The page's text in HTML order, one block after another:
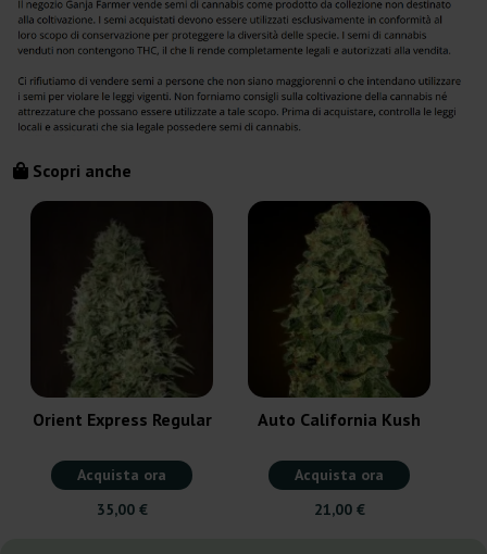
Scopri anche
Orient Express Regular
Acquista ora
35,00 €
Auto California Kush
Acquista ora
21,00 €